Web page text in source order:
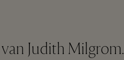
Judith Milgrom.